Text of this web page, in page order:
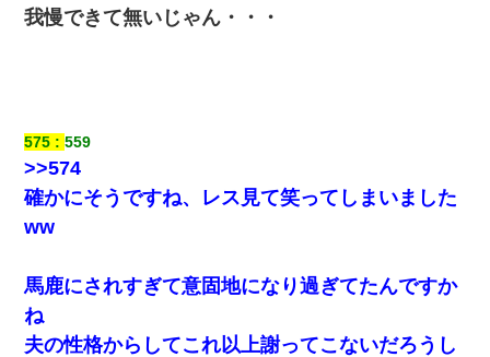
我慢できて無いじゃん・・・
575 559
>>574
確かにそうですね、レス見て笑ってしまいました
ww
馬鹿にされすぎて意固地になり過ぎてたんですか
ね
夫の性格からしてこれ以上謝ってこないだろうし